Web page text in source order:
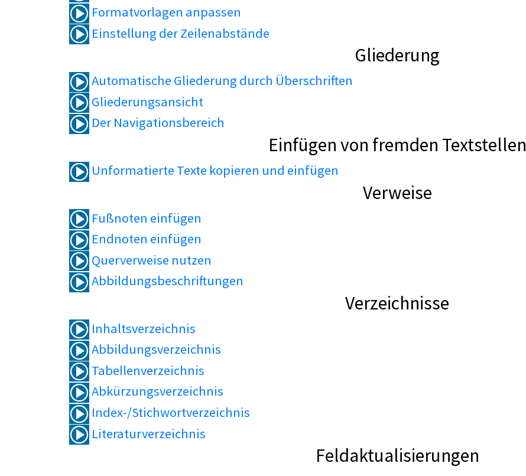
Formatvorlagen anpassen
Einstellung der Zeilenabstände
Gliederung
Automatische Gliederung durch Überschriften
Gliederungsansicht
Der Navigationsbereich
Einfügen von fremden Textstellen
Unformatierte Texte kopieren und einfügen
Verweise
Fußnoten einfügen
Endnoten einfügen
Querverweise nutzen
Abbildungsbeschriftungen
Verzeichnisse
Inhaltsverzeichnis
Abbildungsverzeichnis
Tabellenverzeichnis
Abkürzungsverzeichnis
Index-/Stichwortverzeichnis
Literaturverzeichnis
Feldaktualisierungen